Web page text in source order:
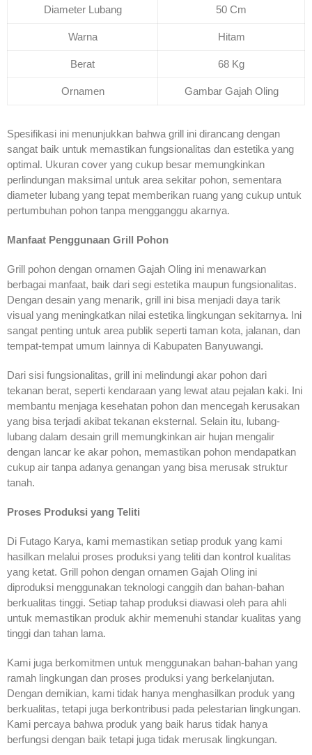
Diameter Lubang 50 Cm
Warna Hitam
Berat 68 Kg
Ornamen Gambar Gajah Oling
Spesifikasi ini menunjukkan bahwa grill ini dirancang dengan
sangat baik untuk memastikan fungsionalitas dan estetika yang
optimal. Ukuran cover yang cukup besar memungkinkan
perlindungan maksimal untuk area sekitar pohon, sementara
diameter lubang yang tepat memberikan ruang yang cukup untuk
pertumbuhan pohon tanpa mengganggu akarnya.
Manfaat Penggunaan Grill Pohon
Grill pohon dengan ornamen Gajah Oling ini menawarkan
berbagai manfaat, baik dari segi estetika maupun fungsionalitas.
Dengan desain yang menarik, grill ini bisa menjadi daya tarik
visual yang meningkatkan nilai estetika lingkungan sekitarnya. Ini
sangat penting untuk area publik seperti taman kota, jalanan, dan
tempat-tempat umum lainnya di Kabupaten Banyuwangi.
Dari sisi fungsionalitas, grill ini melindungi akar pohon dari
tekanan berat, seperti kendaraan yang lewat atau pejalan kaki. Ini
membantu menjaga kesehatan pohon dan mencegah kerusakan
yang bisa terjadi akibat tekanan eksternal. Selain itu, lubang-
lubang dalam desain grill memungkinkan air hujan mengalir
dengan lancar ke akar pohon, memastikan pohon mendapatkan
cukup air tanpa adanya genangan yang bisa merusak struktur
tanah.
Proses Produksi yang Teliti
Di Futago Karya, kami memastikan setiap produk yang kami
hasilkan melalui proses produksi yang teliti dan kontrol kualitas
yang ketat. Grill pohon dengan ornamen Gajah Oling ini
diproduksi menggunakan teknologi canggih dan bahan-bahan
berkualitas tinggi. Setiap tahap produksi diawasi oleh para ahli
untuk memastikan produk akhir memenuhi standar kualitas yang
tinggi dan tahan lama.
Kami juga berkomitmen untuk menggunakan bahan-bahan yang
ramah lingkungan dan proses produksi yang berkelanjutan.
Dengan demikian, kami tidak hanya menghasilkan produk yang
berkualitas, tetapi juga berkontribusi pada pelestarian lingkungan.
Kami percaya bahwa produk yang baik harus tidak hanya
berfungsi dengan baik tetapi juga tidak merusak lingkungan.